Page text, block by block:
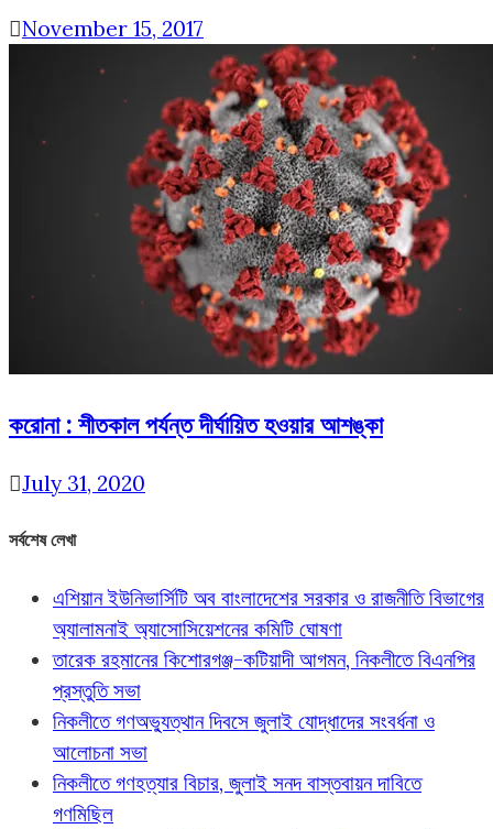
November 15, 2017
করোনা : শীতকাল পর্যন্ত দীর্ঘায়িত হওয়ার আশঙ্কা
July 31, 2020
সর্বশেষ লেখা
এশিয়ান ইউনিভার্সিটি অব বাংলাদেশের সরকার ও রাজনীতি বিভাগের
অ্যালামনাই অ্যাসোসিয়েশনের কমিটি ঘোষণা
তারেক রহমানের কিশোরগঞ্জ-কটিয়াদী আগমন, নিকলীতে বিএনপির
প্রস্তুতি সভা
নিকলীতে গণঅভ্যুত্থান দিবসে জুলাই যোদ্ধাদের সংবর্ধনা ও
আলোচনা সভা
নিকলীতে গণহত্যার বিচার, জুলাই সনদ বাস্তবায়ন দাবিতে
গণমিছিল